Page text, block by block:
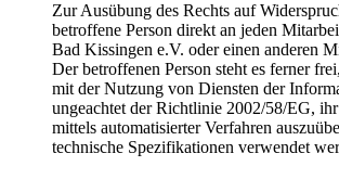
Zur Ausübung des Rechts auf
betroffene Person direkt an jeden
Bad Kissingen e.V. oder einen anderen
Der betroffenen Person steht es ferner
mit der Nutzung von Diensten der
ungeachtet der Richtlinie 2002/58/EG,
mittels automatisierter Verfahren
technische Spezifikationen verwendet